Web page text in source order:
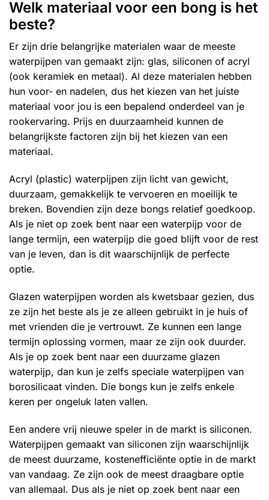
Welk materiaal voor een bong is het
beste?
Er zijn drie belangrijke materialen waar de meeste
waterpijpen van gemaakt zijn: glas, siliconen of acryl
(ook keramiek en metaal). Al deze materialen hebben
hun voor- en nadelen, dus het kiezen van het juiste
materiaal voor jou is een bepalend onderdeel van je
rookervaring. Prijs en duurzaamheid kunnen de
belangrijkste factoren zijn bij het kiezen van een
materiaal.
Acryl (plastic) waterpijpen zijn licht van gewicht,
duurzaam, gemakkelijk te vervoeren en moeilijk te
breken. Bovendien zijn deze bongs relatief goedkoop.
Als je niet op zoek bent naar een waterpijp voor de
lange termijn, een waterpijp die goed blijft voor de rest
van je leven, dan is dit waarschijnlijk de perfecte
optie.
Glazen waterpijpen worden als kwetsbaar gezien, dus
ze zijn het beste als je ze alleen gebruikt in je huis of
met vrienden die je vertrouwt. Ze kunnen een lange
termijn oplossing vormen, maar ze zijn ook duurder.
Als je op zoek bent naar een duurzame glazen
waterpijp, dan kun je zelfs speciale waterpijpen van
borosilicaat vinden. Die bongs kun je zelfs enkele
keren per ongeluk laten vallen.
Een andere vrij nieuwe speler in de markt is siliconen.
Waterpijpen gemaakt van siliconen zijn waarschijnlijk
de meest duurzame, kostenefficiënte optie in de markt
van vandaag. Ze zijn ook de meest draagbare optie
van allemaal. Dus als je niet op zoek bent naar een